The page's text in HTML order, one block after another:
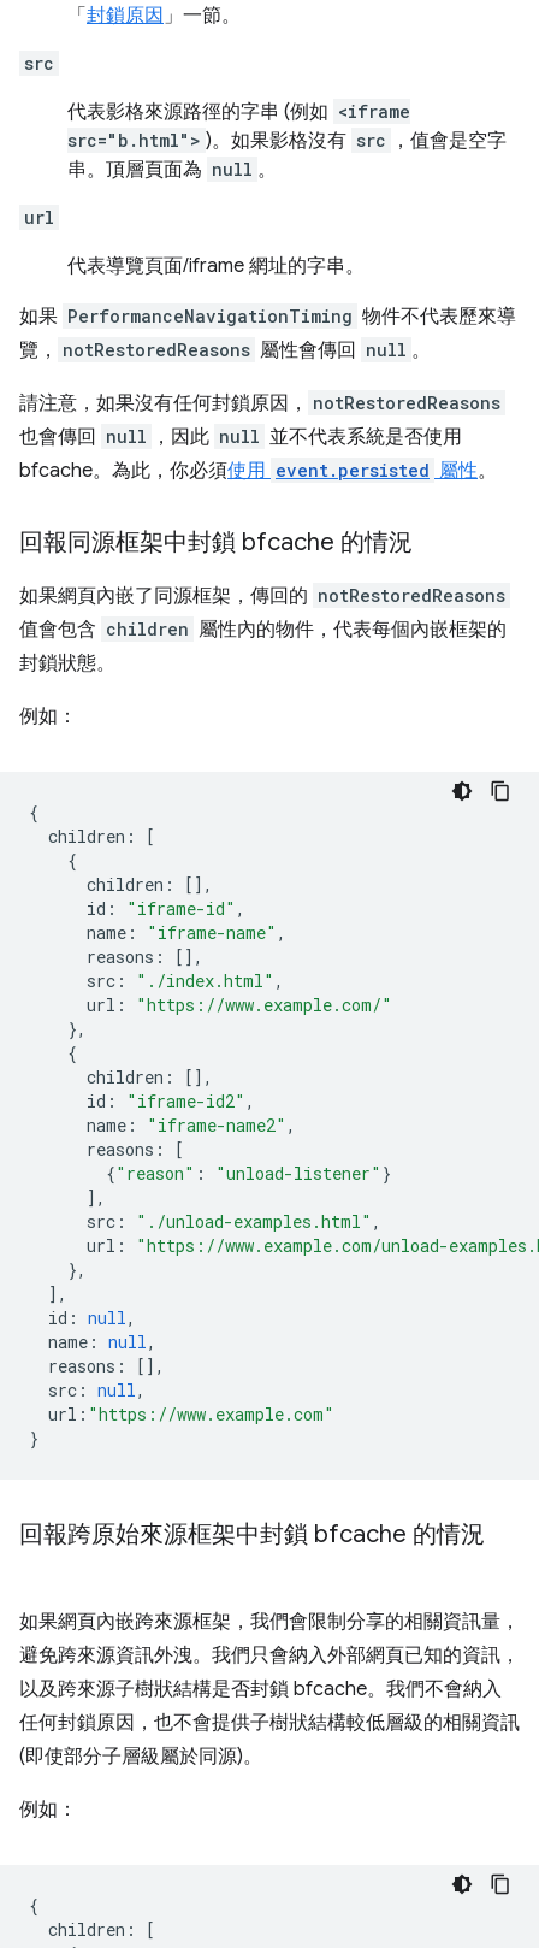
「 封鎖原因 」一節。
src
代表影格來源路徑的字串 (例如 <iframe
src="b.html"> )。如果影格沒有 src
，值會是空字
串。頂層頁面為 null 。
url
代表導覽頁面/iframe 網址的字串。
如果 PerformanceNavigationTiming 物件不代表歷來導
覽，
notRestoredReasons 屬性會傳回 null 。
請注意，如果沒有任何封鎖原因， notRestoredReasons
也會傳回 null ，因此 null 並不代表系統是否使用
bfcache。為此，你必須使用 event.persisted 屬性。
回報同源框架中封鎖 bfcache 的情況
如果網頁內嵌了同源框架，傳回的 notRestoredReasons
值會包含 children 屬性內的物件，代表每個內嵌框架的
封鎖狀態。
例如：
{
children :
[
{
children :
[],
id : "iframe-id" ,
name : "iframe-name" ,
reasons :
[],
src : "./index.html" ,
url :
"https://www.example.com/"
},
{
children :
[],
id : "iframe-id2" ,
name : "iframe-name2" ,
reasons :
[
{"reason" : "unload-listener" }
],
src : "./unload-examples.html" ,
url :
"https://www.example.com/unload-
},
],
id : null,
name : null,
reasons :
[],
src : null,
url : "https://www.example.com"
}
回報跨原始來源框架中封鎖 bfcache 的情況
如果網頁內嵌跨來源框架，我們會限制分享的相關資訊量，
避免跨來源資訊外洩。我們只會納入外部網頁已知的資訊，
以及跨來源子樹狀結構是否封鎖 bfcache。我們不會納入
任何封鎖原因，也不會提供子樹狀結構較低層級的相關資訊
(即使部分子層級屬於同源)。
例如：
{
children :
[